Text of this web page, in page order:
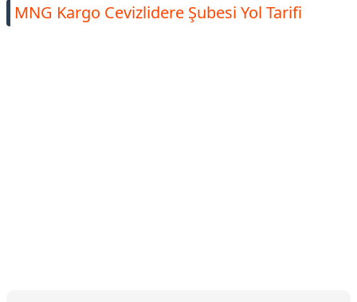
MNG Kargo Cevizlidere Şubesi Yol Tarifi